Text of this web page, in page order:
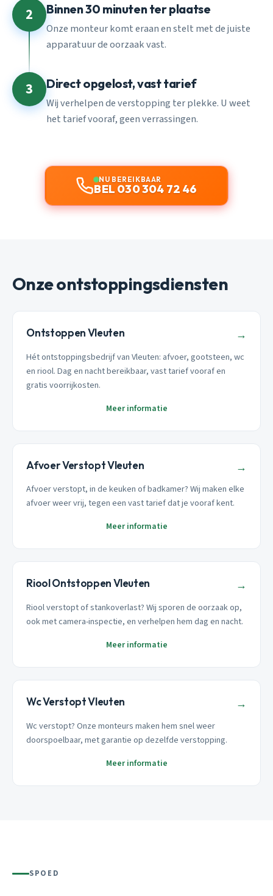
2 Binnen 30 minuten ter plaatse
Onze monteur komt eraan en stelt met de juiste
apparatuur de oorzaak vast.
3 Direct opgelost, vast tarief
Wij verhelpen de verstopping ter plekke. U weet
het tarief vooraf, geen verrassingen.
NU BEREIKBAAR
BEL 030 304 72 46
Onze ontstoppingsdiensten
Ontstoppen Vleuten →
Hét ontstoppingsbedrijf van Vleuten: afvoer, gootsteen, wc
en riool. Dag en nacht bereikbaar, vast tarief vooraf en
gratis voorrijkosten.
Meer informatie
Afvoer Verstopt Vleuten →
Afvoer verstopt, in de keuken of badkamer? Wij maken elke
afvoer weer vrij, tegen een vast tarief dat je vooraf kent.
Meer informatie
Riool Ontstoppen Vleuten →
Riool verstopt of stankoverlast? Wij sporen de oorzaak op,
ook met camera-inspectie, en verhelpen hem dag en nacht.
Meer informatie
Wc Verstopt Vleuten →
Wc verstopt? Onze monteurs maken hem snel weer
doorspoelbaar, met garantie op dezelfde verstopping.
Meer informatie
SPOED